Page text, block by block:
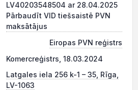
LV40203548504 ar 28.04.2025
Pārbaudīt VID tiešsaistē PVN
maksātājus
Eiropas PVN reģistrs
Komercreģistrs, 18.03.2024
Latgales iela 256 k-1 – 35, Rīga,
LV-1063